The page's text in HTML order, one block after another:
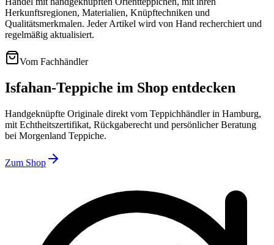
Herkunftsregionen, Materialien, Knüpftechniken und
Qualitätsmerkmalen. Jeder Artikel wird von Hand recherchiert und
regelmäßig aktualisiert.
Vom Fachhändler
Isfahan-Teppiche im Shop entdecken
Handgeknüpfte Originale direkt vom Teppichhändler in Hamburg,
mit Echtheitszertifikat, Rückgaberecht und persönlicher Beratung
bei Morgenland Teppiche.
Zum Shop